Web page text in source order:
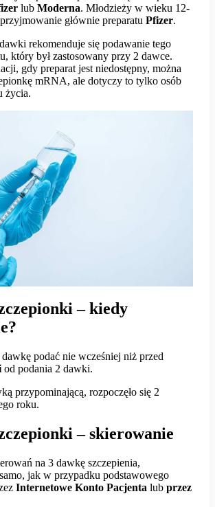
lub Moderna. Młodzieży w wieku 12-
głównie preparatu Pfizer.
rekomenduje się podawanie tego
który był zastosowany przy 2 dawce.
gdy preparat jest niedostępny, można
mRNA, ale dotyczy to tylko osób
życia.
– kiedy
podać nie wcześniej niż przed
od podania 2 dawki.
przypominającą, rozpoczęło się 2
roku.
– skierowanie
na 3 dawkę szczepienia,
jak w przypadku podstawowego
Internetowe Konto Pacjenta lub przez